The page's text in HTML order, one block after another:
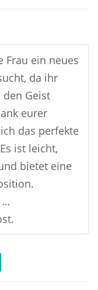
Frau ein neues
da ihr
den Geist
eurer
das perfekte
ist leicht,
bietet eine
…